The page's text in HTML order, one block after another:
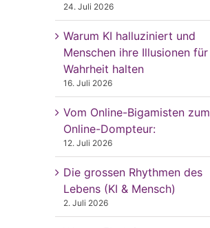
24. Juli 2026
Warum KI halluziniert und
Menschen ihre Illusionen für
Wahrheit halten
16. Juli 2026
Vom Online-Bigamisten zum
Online-Dompteur:
12. Juli 2026
Die grossen Rhythmen des
Lebens (KI & Mensch)
2. Juli 2026